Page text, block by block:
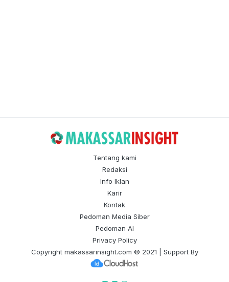
Tentang kami
Redaksi
Info Iklan
Karir
Kontak
Pedoman Media Siber
Pedoman AI
Privacy Policy
Copyright makassarinsight.com © 2021 | Support By